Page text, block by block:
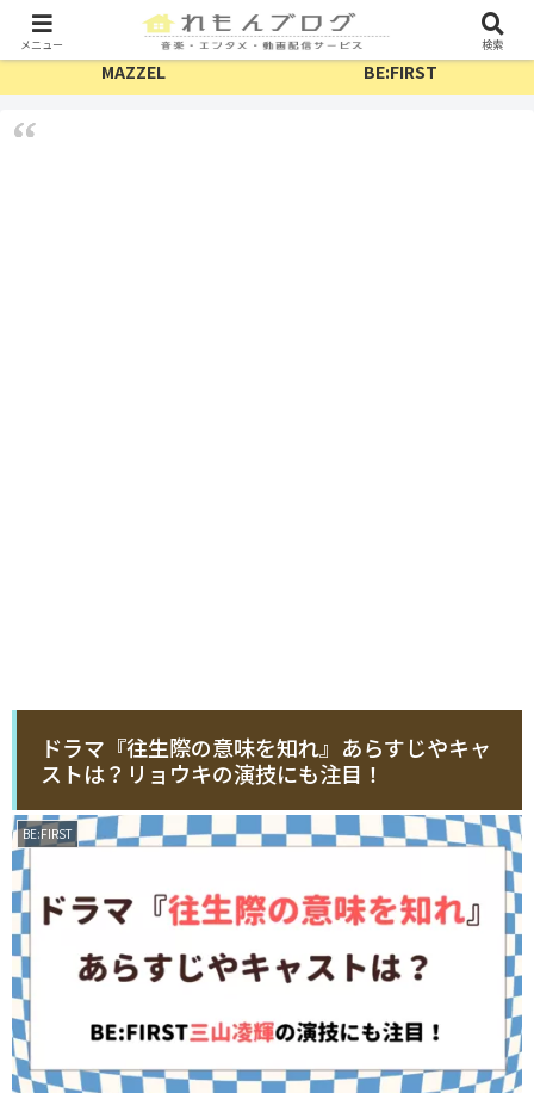
TV・配信
MAZZEL
BE:FIRST
ドラマ『往生際の意味を知れ』あらすじやキャ
ストは？リョウキの演技にも注目！
BE:FIRST
メニュー 検索